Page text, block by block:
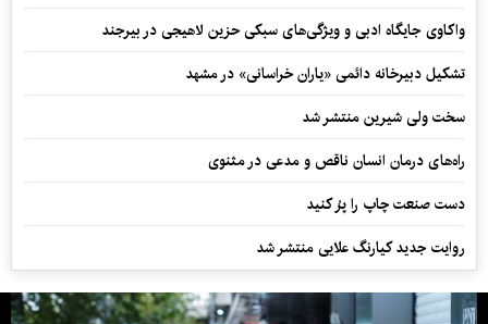
واکاوی جایگاه ادبی و ویژگی‌های سبکی حزین لاهیجی در بیرجند
تشکیل دبیرخانه دائمی «یاران خراسانی» در مشهد
سخت ولی شیرین منتشر شد
راه‌های درمان انسان ناقص و مدعی در مثنوی
دست صنعت چاپ را پرُ کنید
روایت جدید کیارنگ علایی منتشر شد